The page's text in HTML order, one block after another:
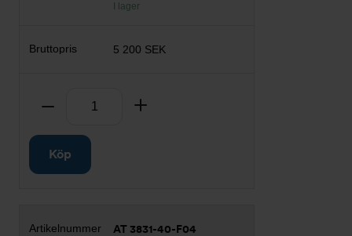
I lager
5 200 SEK
Ta bort
Köp
AT 3831-40-F04